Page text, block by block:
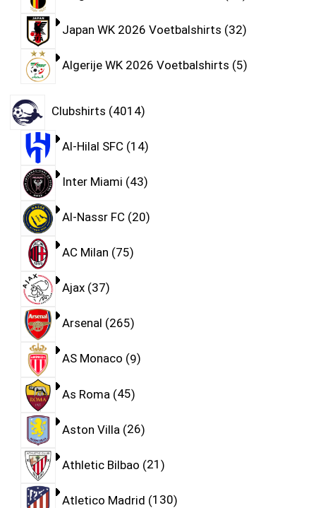
Japan WK 2026 Voetbalshirts 32
Algerije WK 2026 Voetbalshirts 5
Clubshirts 4014
Al-Hilal SFC 14
Inter Miami 43
Al-Nassr FC 20
AC Milan 75
Ajax 37
Arsenal 265
AS Monaco 9
As Roma 45
Aston Villa 26
Athletic Bilbao 21
Atletico Madrid 130